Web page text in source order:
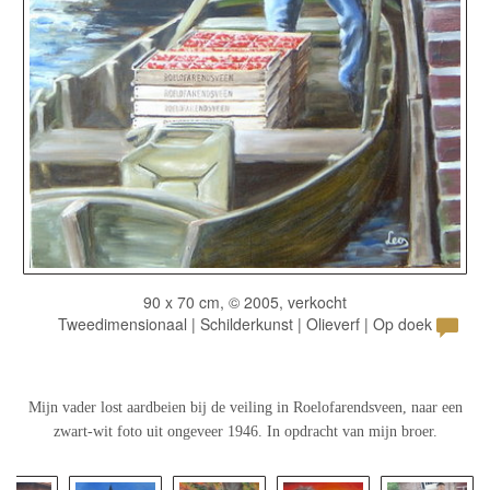
90 x 70 cm, © 2005, verkocht
Tweedimensionaal | Schilderkunst | Olieverf | Op doek
Mijn vader lost aardbeien bij de veiling in Roelofarendsveen, naar een
zwart-wit foto uit ongeveer 1946. In opdracht van mijn broer.